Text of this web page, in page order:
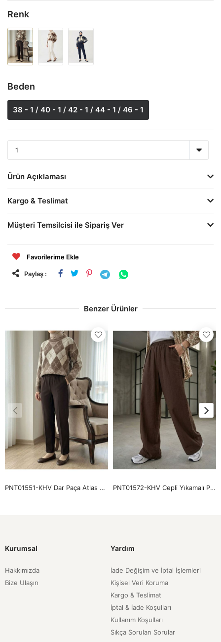
Renk
Beden
38 - 1 / 40 - 1 / 42 - 1 / 44 - 1 / 46 - 1
Ürün Açıklaması
Kargo & Teslimat
Müşteri Temsilcisi ile Sipariş Ver
Favorilerime Ekle
Paylaş :
Benzer Ürünler
PNT01551-KHV Dar Paça Atlas Pantolon-Kahve PNT01572-KHV Cepli Yıkamalı Pantolon-Kahve
Kurumsal
Hakkımızda
Bize Ulaşın
Yardım
İade Değişim ve İptal İşlemleri
Kişisel Veri Koruma
Kargo & Teslimat
İptal & İade Koşulları
Kullanım Koşulları
Sıkça Sorulan Sorular